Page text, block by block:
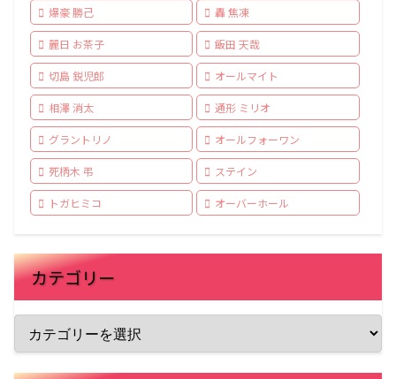
爆豪 勝己 轟 焦凍
麗日 お茶子 飯田 天哉
切島 鋭児郎 オールマイト
相澤 消太 通形 ミリオ
グラントリノ オールフォーワン
死柄木 弔 ステイン
トガヒミコ オーバーホール
カテゴリー